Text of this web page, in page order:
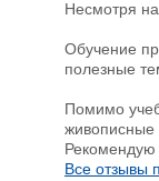
Несмотря
Обучение
полезные
Помимо
живописные
Рекомендую
Все отзывы